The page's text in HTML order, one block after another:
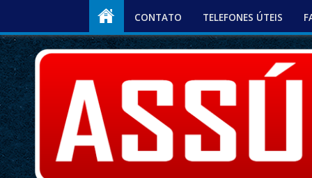
CONTATO TELEFONES ÚTEIS